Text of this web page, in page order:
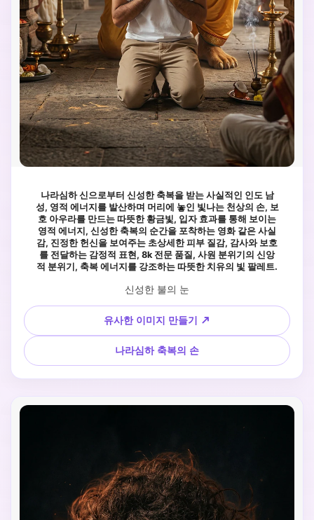
나라심하 신으로부터 신성한 축복을 받는 사실적인 인도 남
성, 영적 에너지를 발산하며 머리에 놓인 빛나는 천상의 손, 보
호 아우라를 만드는 따뜻한 황금빛, 입자 효과를 통해 보이는
영적 에너지, 신성한 축복의 순간을 포착하는 영화 같은 사실
감, 진정한 헌신을 보여주는 초상세한 피부 질감, 감사와 보호
를 전달하는 감정적 표현, 8k 전문 품질, 사원 분위기의 신앙
적 분위기, 축복 에너지를 강조하는 따뜻한 치유의 빛 팔레트.
신성한 불의 눈
유사한 이미지 만들기 ↗
나라심하 축복의 손